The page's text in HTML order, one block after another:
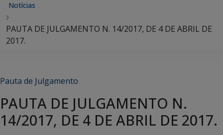
Notícias
PAUTA DE JULGAMENTO N. 14/2017, DE 4 DE ABRIL DE
2017.
Pauta de Julgamento
PAUTA DE JULGAMENTO N.
14/2017, DE 4 DE ABRIL DE 2017.